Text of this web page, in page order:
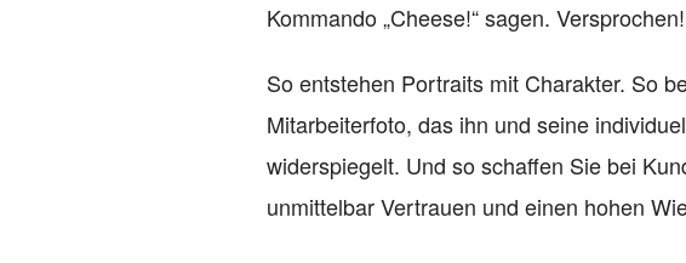
Kommando „Cheese!“ sagen. Versprochen!
So entstehen Portraits mit Charakter. So
Mitarbeiterfoto, das ihn und seine
widerspiegelt. Und so schaffen Sie bei
unmittelbar Vertrauen und einen hohen